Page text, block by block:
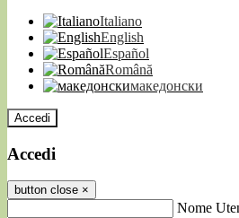
Italiano
English
Español
Română
македонски
Accedi
Accedi
button close ×
Nome